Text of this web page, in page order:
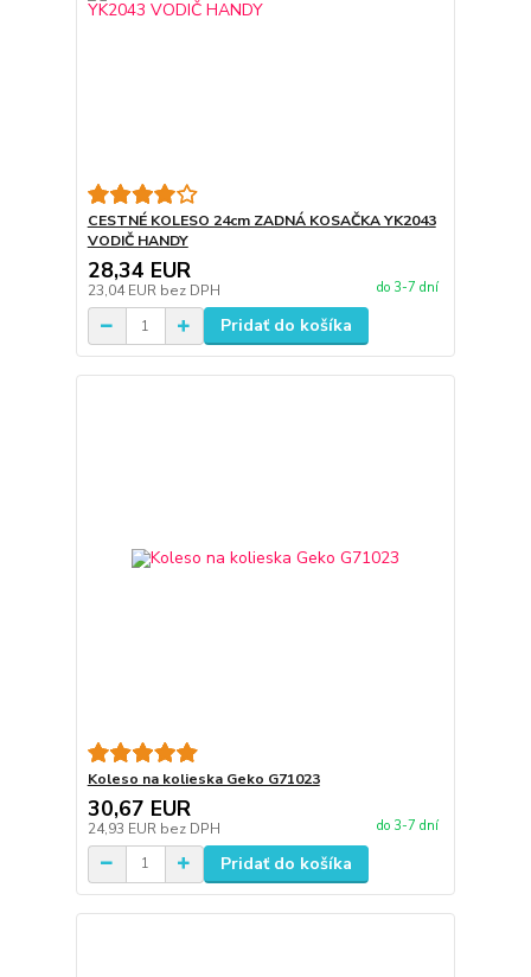
CESTNÉ KOLESO 24cm ZADNÁ KOSAČKA YK2043
VODIČ HANDY
28,34 EUR
23,04 EUR bez DPH do 3-7 dní
Pridať do košíka
Koleso na kolieska Geko G71023
30,67 EUR
24,93 EUR bez DPH do 3-7 dní
Pridať do košíka